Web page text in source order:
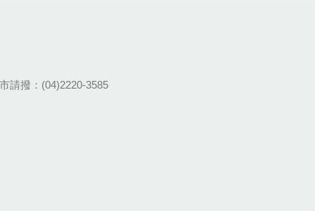
請撥：(04)2220-3585